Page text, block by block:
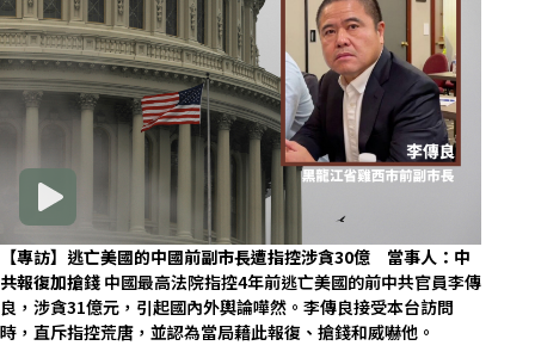
【專訪】逃亡美國的中國前副市長遭指控涉貪30億 當事人：中
共報復加搶錢 中國最高法院指控4年前逃亡美國的前中共官員李傳
良，涉貪31億元，引起國內外輿論嘩然。李傳良接受本台訪問
時，直斥指控荒唐，並認為當局藉此報復、搶錢和威嚇他。